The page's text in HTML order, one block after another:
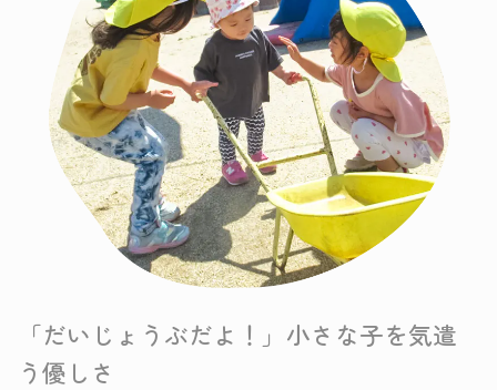
「だいじょうぶだよ！」小さな子を気遣
う優しさ